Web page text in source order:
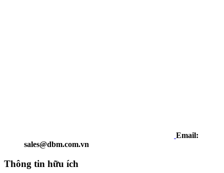
Email:
sales@dbm.com.vn
Thông tin hữu ích